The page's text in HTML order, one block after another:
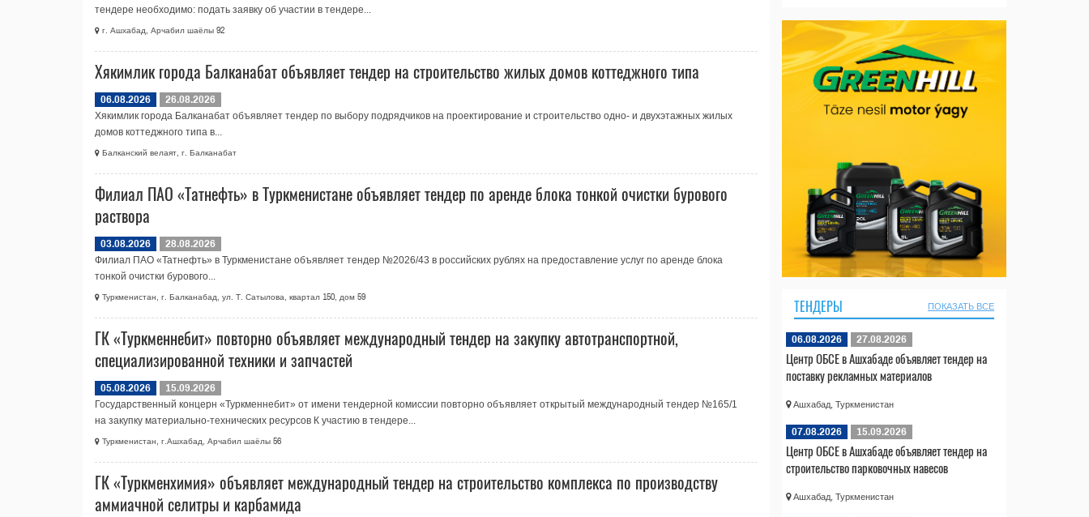
тендере необходимо: подать заявку об участии в тендере...
г. Ашхабад, Арчабил шаёлы 92
Хякимлик города Балканабат объявляет тендер на строительство жилых домов коттеджного типа
06.08.2026
26.08.2026
Хякимлик города Балканабат объявляет тендер по выбору подрядчиков на проектирование и строительство одно- и двухэтажных жилых
домов коттеджного типа в...
Балканский велаят, г. Балканабат
Филиал ПАО «Татнефть» в Туркменистане объявляет тендер по аренде блока тонкой очистки бурового
раствора
03.08.2026
28.08.2026
Филиал ПАО «Татнефть» в Туркменистане объявляет тендер №2026/43 в российских рублях на предоставление услуг по аренде блока
тонкой очистки бурового...
Туркменистан, г. Балканабад, ул. Т. Сатылова, квартал 150, дом 59
ГК «Туркменнебит» повторно объявляет международный тендер на закупку автотранспортной,
специализированной техники и запчастей
05.08.2026
15.09.2026
Государственный концерн «Туркменнебит» от имени тендерной комиссии повторно объявляет открытый международный тендер №165/1
на закупку материально-технических ресурсов К участию в тендере...
Туркменистан, г.Ашхабад, Арчабил шаёлы 56
ГК «Туркменхимия» объявляет международный тендер на строительство комплекса по производству
аммиачной селитры и карбамида
ТЕНДЕРЫ ПОКАЗАТЬ ВСЕ
06.08.2026 27.08.2026
Центр ОБСЕ в Ашхабаде объявляет тендер на
поставку рекламных материалов
Ашхабад, Туркменистан
07.08.2026 15.09.2026
Центр ОБСЕ в Ашхабаде объявляет тендер на
строительство парковочных навесов
Ашхабад, Туркменистан